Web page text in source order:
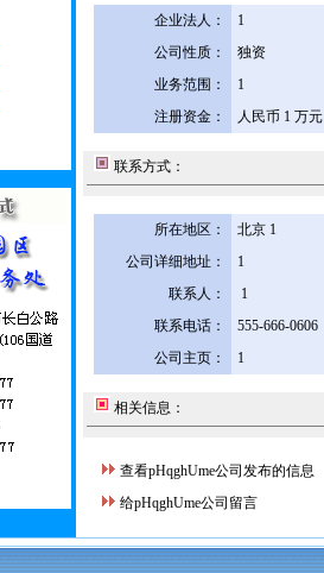
企业法人：
1
公司性质：
独资
业务范围：
1
注册资金：
人民币 1 万元
联系方式：
所在地区： 北京 1
公司详细地址：
1
联系人：
1
联系电话：
555-666-0606
公司主页：
1
相关信息：
查看pHqghUme公司发布的信息
给pHqghUme公司留言